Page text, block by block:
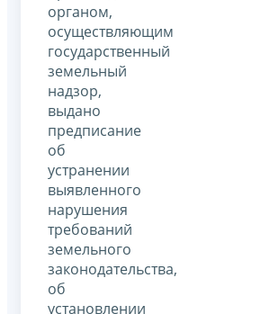
органом,
осуществляющим
государственный
земельный
надзор,
выдано
предписание
об
устранении
выявленного
нарушения
требований
земельного
законодательства,
об
установлении